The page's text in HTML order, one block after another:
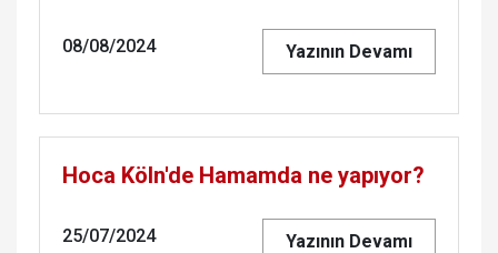
08/08/2024 Yazının Devamı
Hoca Köln'de Hamamda ne yapıyor?
25/07/2024 Yazının Devamı